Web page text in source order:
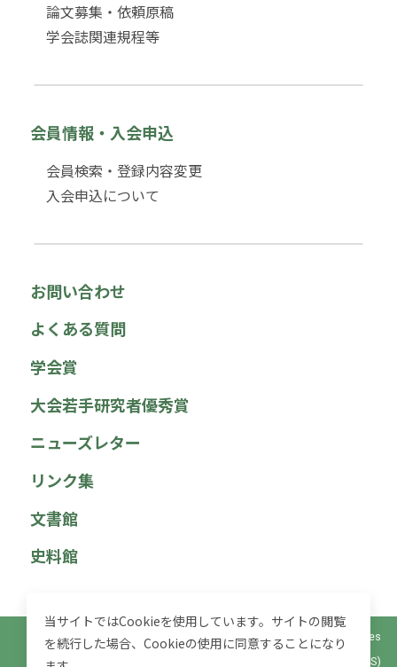
論文募集・依頼原稿
学会誌関連規程等
会員情報・入会申込
会員検索・登録内容変更
入会申込について
お問い合わせ
よくある質問
学会賞
大会若手研究者優秀賞
ニューズレター
リンク集
文書館
史料館
© 2025 社会政策学会 Japan Association for Social Policy Studies
(JASPS)
当サイトではCookieを使用しています。サイトの閲覧
を続行した場合、Cookieの使用に同意することになり